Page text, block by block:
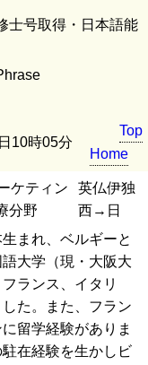
士号取得・日本語能
10時05分
Top
Home
ケティン
分野
英仏伊独
西→日
まれ、ベルギーと
大学（現・大阪大
ランス、イタリ
た。また、フラン
留学経験がありま
在経験を生かしビ